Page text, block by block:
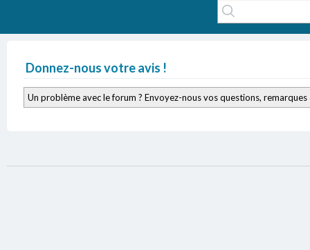
Donnez-nous votre avis !
Un problème avec le forum ? Envoyez-nous vos questions,